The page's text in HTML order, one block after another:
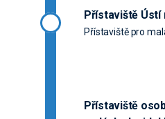
Přístaviště Ústí
Přístaviště pro
Přístaviště